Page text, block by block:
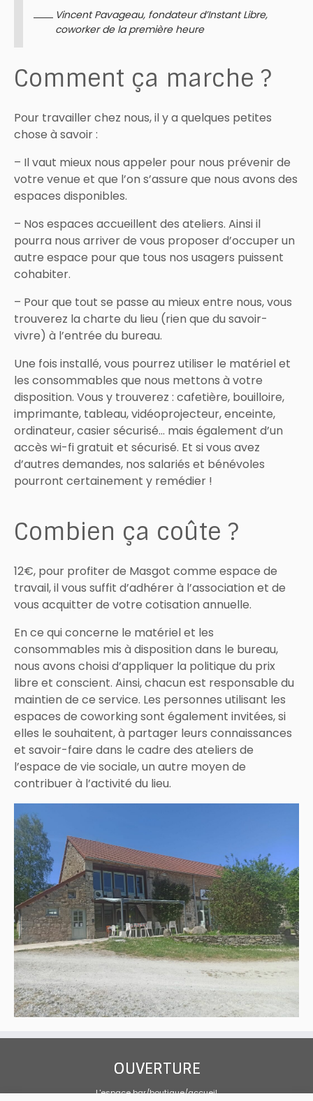
Vincent Pavageau, fondateur d’Instant Libre,
coworker de la première heure
Comment ça marche ?
Pour travailler chez nous, il y a quelques petites
chose à savoir :
– Il vaut mieux nous appeler pour nous prévenir de
votre venue et que l’on s’assure que nous avons des
espaces disponibles.
– Nos espaces accueillent des ateliers. Ainsi il
pourra nous arriver de vous proposer d’occuper un
autre espace pour que tous nos usagers puissent
cohabiter.
– Pour que tout se passe au mieux entre nous, vous
trouverez la charte du lieu (rien que du savoir-
vivre) à l’entrée du bureau.
Une fois installé, vous pourrez utiliser le matériel et
les consommables que nous mettons à votre
disposition. Vous y trouverez : cafetière, bouilloire,
imprimante, tableau, vidéoprojecteur, enceinte,
ordinateur, casier sécurisé… mais également d’un
accès wi-fi gratuit et sécurisé. Et si vous avez
d’autres demandes, nos salariés et bénévoles
pourront certainement y remédier !
Combien ça coûte ?
12€, pour profiter de Masgot comme espace de
travail, il vous suffit d’adhérer à l’association et de
vous acquitter de votre cotisation annuelle.
En ce qui concerne le matériel et les
consommables mis à disposition dans le bureau,
nous avons choisi d’appliquer la politique du prix
libre et conscient. Ainsi, chacun est responsable du
maintien de ce service. Les personnes utilisant les
espaces de coworking sont également invitées, si
elles le souhaitent, à partager leurs connaissances
et savoir-faire dans le cadre des ateliers de
l’espace de vie sociale, un autre moyen de
contribuer à l’activité du lieu.
OUVERTURE
L'espace bar/boutique/accueil